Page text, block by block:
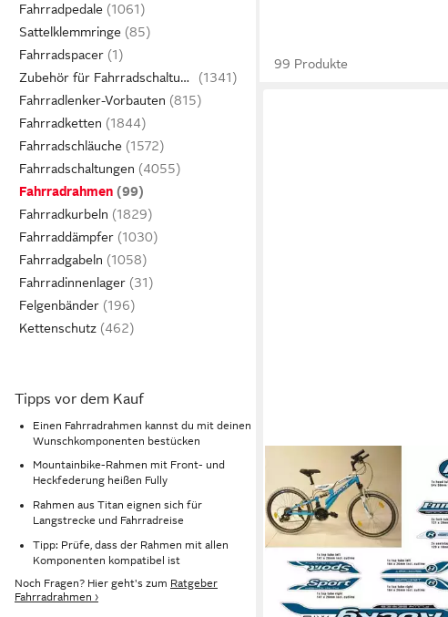
Fahrradpedale
Sattelklemmringe
Fahrradspacer
Zubehör für Fahrradschaltungen
Fahrradlenker-Vorbauten
Fahrradketten
Fahrradschläuche
Fahrradschaltungen
Fahrradrahmen
Fahrradkurbeln
Fahrraddämpfer
Fahrradgabeln
Fahrradinnenlager
Felgenbänder
Kettenschutz
Tipps vor dem Kauf
Einen Fahrradrahmen kannst du mit deinen
Wunschkomponenten bestücken
Mountainbike-Rahmen mit Front- und
Heckfederung heißen Fully
Rahmen aus Titan eignen sich für
Langstrecke und Fahrradreise
Tipp: Prüfe, dass der Rahmen mit allen
Komponenten kompatibel ist
Noch Fragen? Hier geht's zum Ratgeber
Fahrradrahmen ›
99 Produkte
NON-BRANDED
Fahrradrahmen Fahrrad
ROCKY MTB Rahmen
Sticker 11 teilig
6,99 €
lieferbar - in 5-6 Werktagen bei